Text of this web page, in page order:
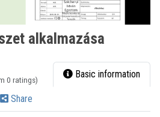
alkalmazása
0 ratings) Basic information
Share